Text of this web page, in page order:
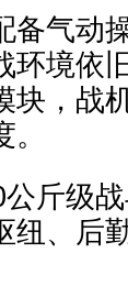
备气动
环境依
块，战
斤级
纽、后